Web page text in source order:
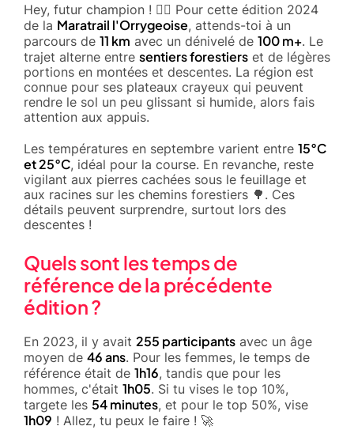
Hey, futur champion ! 🏃‍♂️ Pour cette édition 2024
de la Maratrail l'Orrygeoise, attends-toi à un
parcours de 11 km avec un dénivelé de 100 m+. Le
trajet alterne entre sentiers forestiers et de légères
portions en montées et descentes. La région est
connue pour ses plateaux crayeux qui peuvent
rendre le sol un peu glissant si humide, alors fais
attention aux appuis.
Les températures en septembre varient entre 15°C
et 25°C, idéal pour la course. En revanche, reste
vigilant aux pierres cachées sous le feuillage et
aux racines sur les chemins forestiers 🌳. Ces
détails peuvent surprendre, surtout lors des
descentes !
Quels sont les temps de
référence de la précédente
édition ?
En 2023, il y avait 255 participants avec un âge
moyen de 46 ans. Pour les femmes, le temps de
référence était de 1h16, tandis que pour les
hommes, c'était 1h05. Si tu vises le top 10%,
targete les 54 minutes, et pour le top 50%, vise
1h09 ! Allez, tu peux le faire ! 🚀